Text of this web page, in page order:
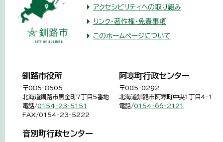
アクセシビリティへの取り組み
リンク・著作権・免責事項
このホームページについて
釧路市役所
〒085-8505
北海道釧路市黒金町7丁目5番地
電話/0154-23-5151
FAX/0154-23-5222
阿寒町行政センター
〒085-0292
北海道釧路市阿寒町中央1丁目4-1
電話/0154-66-2121
音別町行政センター